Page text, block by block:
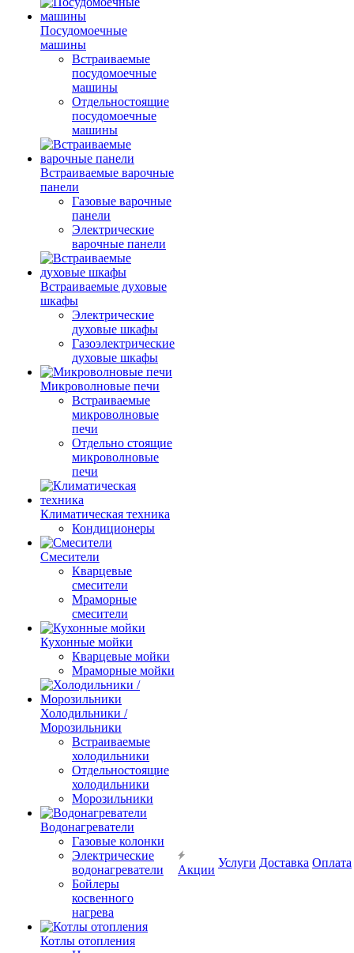
Посудомоечные
машины
Встраиваемые
посудомоечные
машины
Отдельностоящие
посудомоечные
машины
Встраиваемые варочные
панели
Газовые варочные
панели
Электрические
варочные панели
Встраиваемые духовые
шкафы
Электрические
духовые шкафы
Газоэлектрические
духовые шкафы
Микроволновые печи
Встраиваемые
микроволновые
печи
Отдельно стоящие
микроволновые
печи
Климатическая техника
Кондиционеры
Смесители
Кварцевые
смесители
Мраморные
смесители
Кухонные мойки
Кварцевые мойки
Мраморные мойки
Холодильники /
Морозильники
Встраиваемые
холодильники
Отдельностоящие
холодильники
Морозильники
Водонагреватели
Газовые колонки
Электрические
водонагреватели
Бойлеры
косвенного
нагрева
Котлы отопления
Акции
Услуги Доставка Оплата